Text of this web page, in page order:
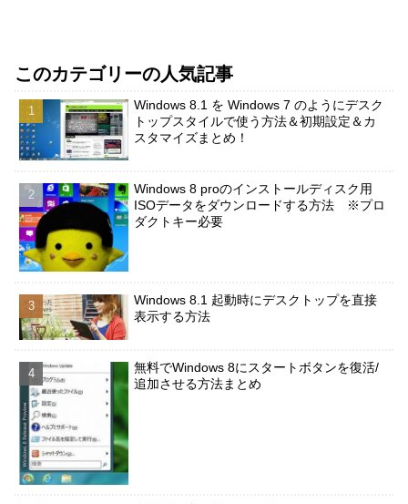
このカテゴリーの人気記事
Windows 8.1 を Windows 7 のようにデスク
トップスタイルで使う方法＆初期設定＆カ
スタマイズまとめ！
Windows 8 proのインストールディスク用
ISOデータをダウンロードする方法 ※プロ
ダクトキー必要
Windows 8.1 起動時にデスクトップを直接
表示する方法
無料でWindows 8にスタートボタンを復活/
追加させる方法まとめ